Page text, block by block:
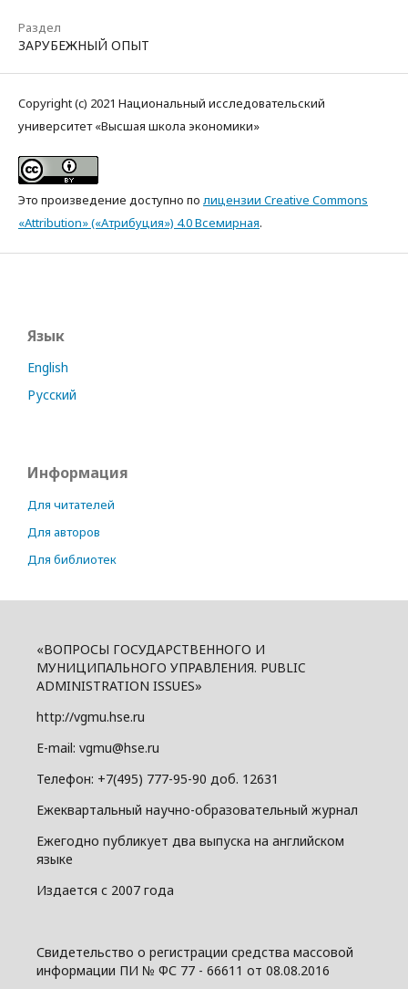
Раздел
ЗАРУБЕЖНЫЙ ОПЫТ
Copyright (c) 2021 Национальный исследовательский
университет «Высшая школа экономики»
Это произведение доступно по лицензии Creative Commons
«Attribution» («Атрибуция») 4.0 Всемирная.
Язык
English
Русский
Информация
Для читателей
Для авторов
Для библиотек
«ВОПРОСЫ ГОСУДАРСТВЕННОГО И
МУНИЦИПАЛЬНОГО УПРАВЛЕНИЯ. PUBLIC
ADMINISTRATION ISSUES»
http://vgmu.hse.ru
E-mail: vgmu@hse.ru
Телефон: +7(495) 777-95-90 доб. 12631
Ежеквартальный научно-образовательный журнал
Ежегодно публикует два выпуска на английском
языке
Издается с 2007 года
Свидетельство о регистрации средства массовой
информации ПИ № ФС 77 - 66611 от 08.08.2016